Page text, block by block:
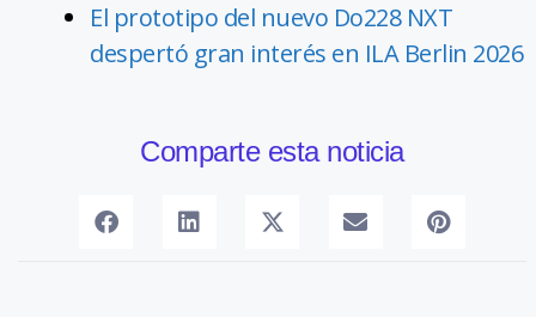
El prototipo del nuevo Do228 NXT
despertó gran interés en ILA Berlin 2026
Comparte esta noticia